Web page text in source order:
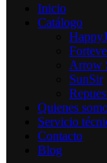
Inicio
Catálogo
Arrow
SunSir
Quienes
Servicio
Contacto
Blog